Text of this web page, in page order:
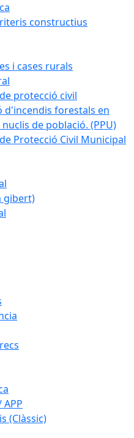
constructius
i cases rurals
protecció civil
d'incendis forestals en
de població. (PPU)
Protecció Civil Municipal
gibert)
(Clàssic)